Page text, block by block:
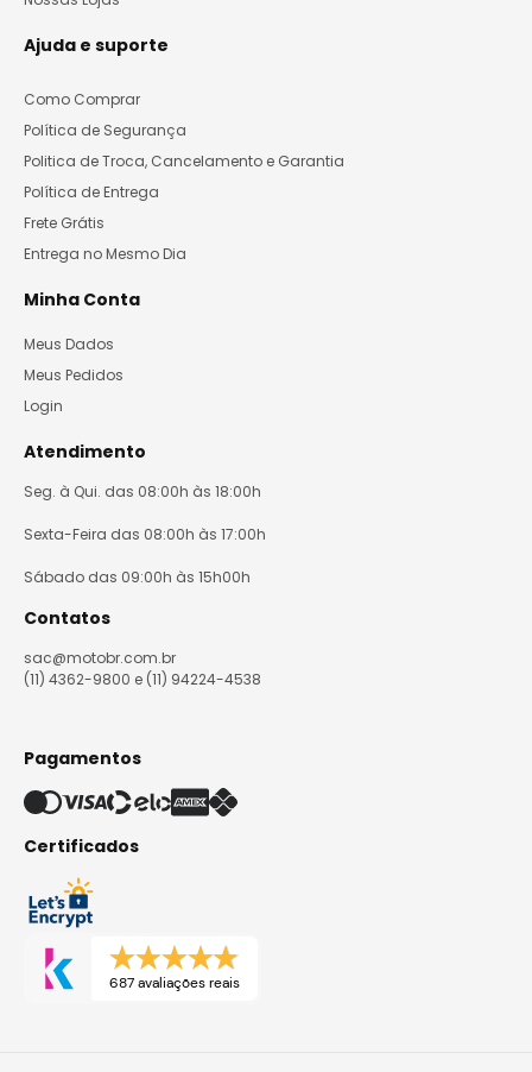
Ajuda e suporte
Como Comprar
Política de Segurança
Politica de Troca, Cancelamento e Garantia
Política de Entrega
Frete Grátis
Entrega no Mesmo Dia
Minha Conta
Meus Dados
Meus Pedidos
Login
Atendimento
Seg. à Qui. das 08:00h às 18:00h
Sexta-Feira das 08:00h às 17:00h
Sábado das 09:00h às 15h00h
Contatos
sac@motobr.com.br
(11) 4362-9800 e (11) 94224-4538
Pagamentos
Certificados
687 avaliações reais